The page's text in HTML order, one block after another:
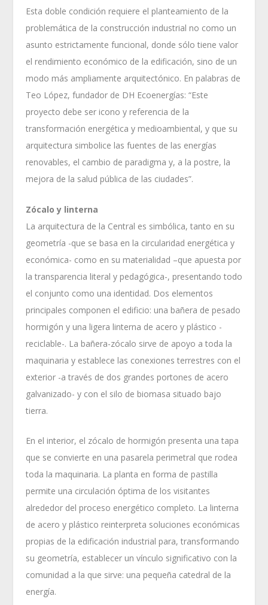
Esta doble condición requiere el planteamiento de la
problemática de la construcción industrial no como un
asunto estrictamente funcional, donde sólo tiene valor
el rendimiento económico de la edificación, sino de un
modo más ampliamente arquitectónico. En palabras de
Teo López, fundador de DH Ecoenergías: “Este
proyecto debe ser icono y referencia de la
transformación energética y medioambiental, y que su
arquitectura simbolice las fuentes de las energías
renovables, el cambio de paradigma y, a la postre, la
mejora de la salud pública de las ciudades”.
Zócalo y linterna
La arquitectura de la Central es simbólica, tanto en su
geometría -que se basa en la circularidad energética y
económica- como en su materialidad –que apuesta por
la transparencia literal y pedagógica-, presentando todo
el conjunto como una identidad. Dos elementos
principales componen el edificio: una bañera de pesado
hormigón y una ligera linterna de acero y plástico -
reciclable-. La bañera-zócalo sirve de apoyo a toda la
maquinaria y establece las conexiones terrestres con el
exterior -a través de dos grandes portones de acero
galvanizado- y con el silo de biomasa situado bajo
tierra.
En el interior, el zócalo de hormigón presenta una tapa
que se convierte en una pasarela perimetral que rodea
toda la maquinaria. La planta en forma de pastilla
permite una circulación óptima de los visitantes
alrededor del proceso energético completo. La linterna
de acero y plástico reinterpreta soluciones económicas
propias de la edificación industrial para, transformando
su geometría, establecer un vínculo significativo con la
comunidad a la que sirve: una pequeña catedral de la
energía.